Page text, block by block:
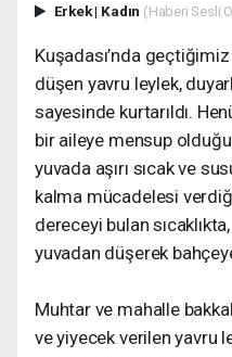
Erkek| Kadın (Haberi Sesli
Kuşadası’nda
düşen yavru leylek,
sayesinde kurtarıldı.
bir aileye mensup
yuvada aşırı sıcak ve
kalma mücadelesi
dereceyi bulan
yuvadan düşerek
Muhtar ve mahalle
ve yiyecek verilen yavru